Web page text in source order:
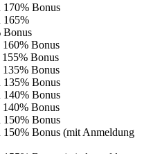
170% Bonus
165%
Bonus
160% Bonus
Bonus
135% Bonus
135% Bonus
140% Bonus
140% Bonus
150% Bonus
150% Bonus (mit Anmeldung